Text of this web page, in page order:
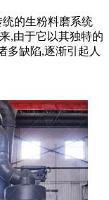
统的生粉料磨系统
,由于它以其独特的
多缺陷,逐渐引起人